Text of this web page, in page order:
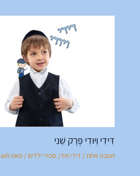
דִּידִי וְיוּדִי פֶּרֶק שֵׁנִי
תגובה אחת / דִּידִי וְיוּדִי, ספרי ילדים / מאת adi